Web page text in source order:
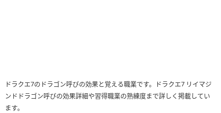
ドラクエ7のドラゴン呼びの効果と覚える職業です。ドラクエ7 リイマジ
ンドドラゴン呼びの効果詳細や習得職業の熟練度まで詳しく掲載してい
ます。